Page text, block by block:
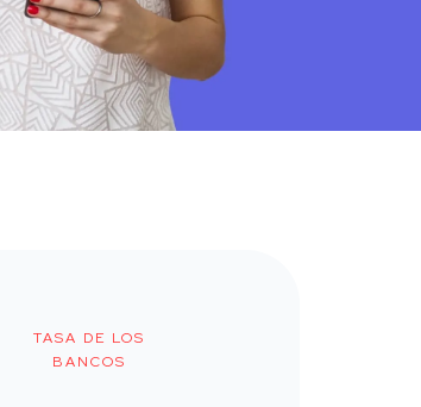
TASA DE LOS
BANCOS